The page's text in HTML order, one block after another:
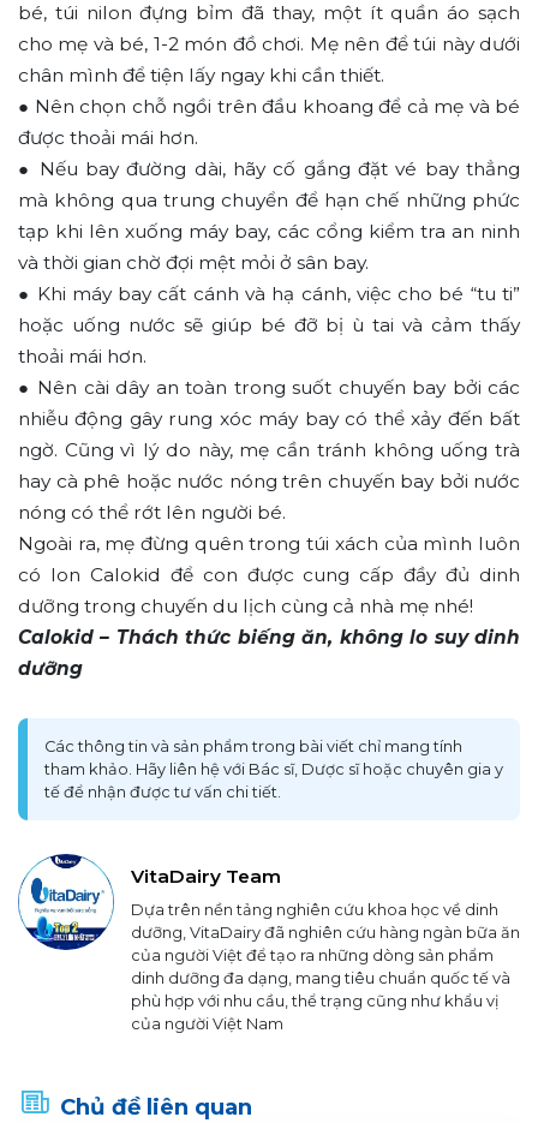
bé, túi nilon đựng bỉm đã thay, một ít quần áo sạch
cho mẹ và bé, 1-2 món đồ chơi. Mẹ nên để túi này dưới
chân mình để tiện lấy ngay khi cần thiết.
● Nên chọn chỗ ngồi trên đầu khoang để cả mẹ và bé
được thoải mái hơn.
● Nếu bay đường dài, hãy cố gắng đặt vé bay thẳng
mà không qua trung chuyển để hạn chế những phức
tạp khi lên xuống máy bay, các cổng kiểm tra an ninh
và thời gian chờ đợi mệt mỏi ở sân bay.
● Khi máy bay cất cánh và hạ cánh, việc cho bé “tu ti”
hoặc uống nước sẽ giúp bé đỡ bị ù tai và cảm thấy
thoải mái hơn.
● Nên cài dây an toàn trong suốt chuyến bay bởi các
nhiễu động gây rung xóc máy bay có thể xảy đến bất
ngờ. Cũng vì lý do này, mẹ cần tránh không uống trà
hay cà phê hoặc nước nóng trên chuyến bay bởi nước
nóng có thể rớt lên người bé.
Ngoài ra, mẹ đừng quên trong túi xách của mình luôn
có lon Calokid để con được cung cấp đầy đủ dinh
dưỡng trong chuyến du lịch cùng cả nhà mẹ nhé!
Calokid – Thách thức biếng ăn, không lo suy dinh
dưỡng
Các thông tin và sản phẩm trong bài viết chỉ mang tính
tham khảo. Hãy liên hệ với Bác sĩ, Dược sĩ hoặc chuyên gia y
tế để nhận được tư vấn chi tiết.
VitaDairy Team
Dựa trên nền tảng nghiên cứu khoa học về dinh
dưỡng, VitaDairy đã nghiên cứu hàng ngàn bữa ăn
của người Việt để tạo ra những dòng sản phẩm
dinh dưỡng đa dạng, mang tiêu chuẩn quốc tế và
phù hợp với nhu cầu, thể trạng cũng như khẩu vị
của người Việt Nam
Chủ đề liên quan